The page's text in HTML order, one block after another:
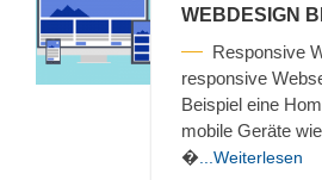
WEBDESIGN
Responsive
responsive
Beispiel eine
mobile Geräte
� ...Weiterlesen